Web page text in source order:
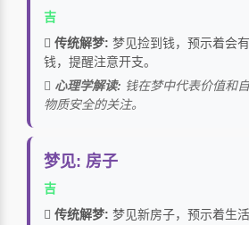
吉
传统解梦: 梦见捡到钱，预示着会
钱，提醒注意开支。
心理学解读: 钱在梦中代表价值和
物质安全的关注。
梦见: 房子
吉
传统解梦: 梦见新房子，预示着生